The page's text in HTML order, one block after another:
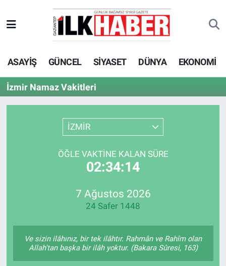
ASAYİŞ GÜNCEL SİYASET DÜNYA EKONOMİ
İzmir Namaz Vakitleri
İZMİR
ÖĞLE VAKTINE KALAN SÜRE
02:34:14
7 Ağustos 2026
24 Safer 1448
Ve sizin ilâhınız, bir tek ilâhtır. Rahmân ve Rahîm olan
Allah'tan başka bir ilâh yoktur. (Bakara Sûresi, 163)
EKONOMİ
SİYASET
SAĞLIK
Beyoğlu Hava Durumu
Beyoğlu Trafik Yoğunluk Haritası
Süper Lig Puan Durumu ve Fikstür
Tüm Manşetler